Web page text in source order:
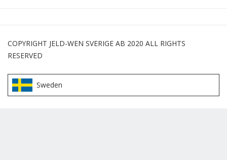
COPYRIGHT JELD-WEN SVERIGE AB 2020 ALL RIGHTS
RESERVED
Sweden